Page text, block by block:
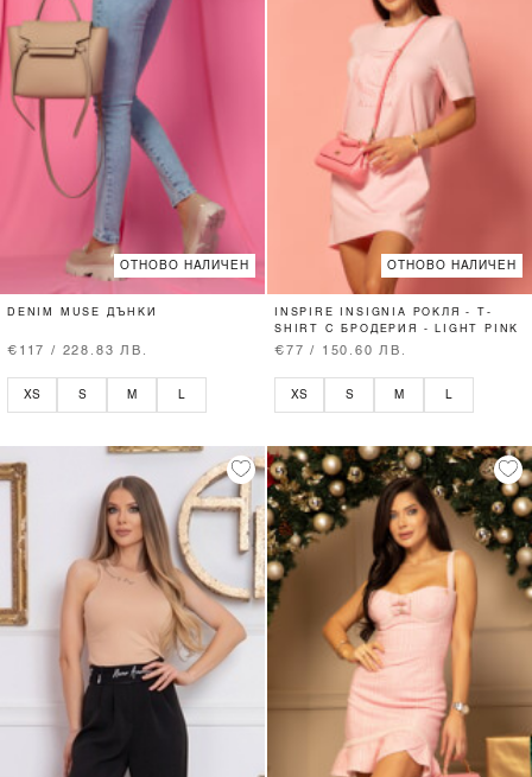
ОТНОВО НАЛИЧЕН
DENIM MUSE ДЪНКИ
€117 / 228.83 ЛВ.
XS S M
ОТНОВО НАЛИЧЕН
INSPIRE INSIGNIA РОКЛЯ - T-
SHIRT С БРОДЕРИЯ - LIGHT PINK
€77 / 150.60 ЛВ.
XS S M